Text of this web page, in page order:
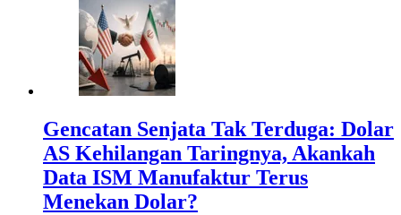
Gencatan Senjata Tak Terduga: Dolar
AS Kehilangan Taringnya, Akankah
Data ISM Manufaktur Terus
Menekan Dolar?